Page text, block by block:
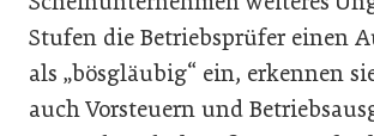
Stufen die Betriebsprüfer einen
als „bösgläubig“ ein, erkennen
auch Vorsteuern und